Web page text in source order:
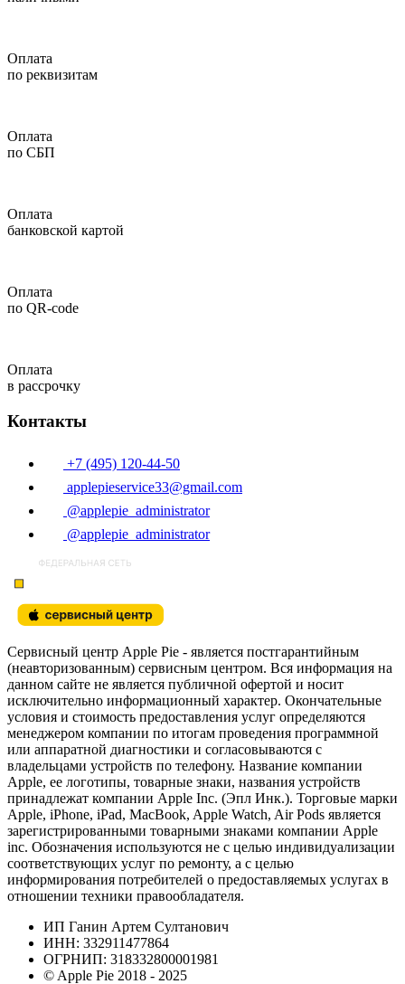
Оплата
по реквизитам
Оплата
по СБП
Оплата
банковской картой
Оплата
по QR-code
Оплата
в рассрочку
Контакты
+7 (495) 120-44-50
applepieservice33@gmail.com
@applepie_administrator
@applepie_administrator
Сервисный центр Apple Pie - является постгарантийным
(неавторизованным) сервисным центром. Вся информация на
данном сайте не является публичной офертой и носит
исключительно информационный характер. Окончательные
условия и стоимость предоставления услуг определяются
менеджером компании по итогам проведения программной
или аппаратной диагностики и согласовываются с
владельцами устройств по телефону. Название компании
Apple, ее логотипы, товарные знаки, названия устройств
принадлежат компании Apple Inc. (Эпл Инк.). Торговые марки
Apple, iPhone, iPad, MacBook, Apple Watch, Air Pods является
зарегистрированными товарными знаками компании Apple
inc. Обозначения используются не с целью индивидуализации
соответствующих услуг по ремонту, а с целью
информирования потребителей о предоставляемых услугах в
отношении техники правообладателя.
ИП Ганин Артем Султанович
ИНН: 332911477864
ОГРНИП: 318332800001981
© Apple Pie 2018 - 2025